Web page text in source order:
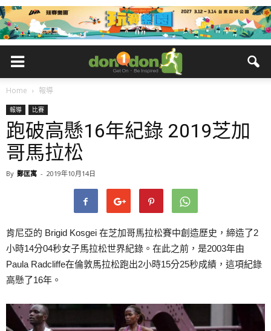
Home 報導
報導 比賽
跑破高懸16年紀錄 2019芝加
哥馬拉松
By 鄭匡寓 - 2019年10月14日
肯尼亞的 Brigid Kosgei 在芝加哥馬拉松賽中創造歷史，締造了2
小時14分04秒女子馬拉松世界紀錄。在此之前，是2003年由
Paula Radcliffe在倫敦馬拉松跑出2小時15分25秒成績，這項紀錄
高懸了16年。